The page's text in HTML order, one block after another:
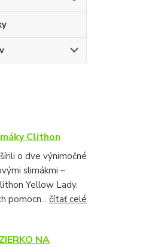
Clithon
o dve výnimočné
slimákmi –
Yellow Lady.
pomocn... čítať celé
NA